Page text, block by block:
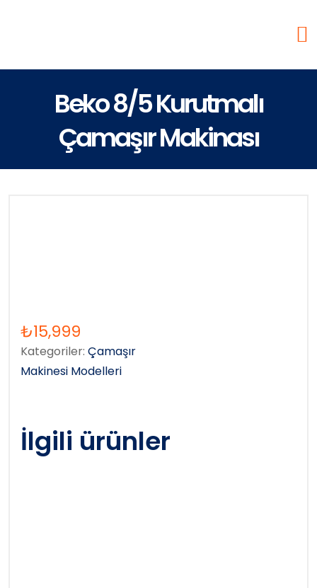
Beko 8/5 Kurutmalı
Çamaşır Makinası
₺15,999
Kategoriler: Çamaşır
Makinesi Modelleri
İlgili ürünler